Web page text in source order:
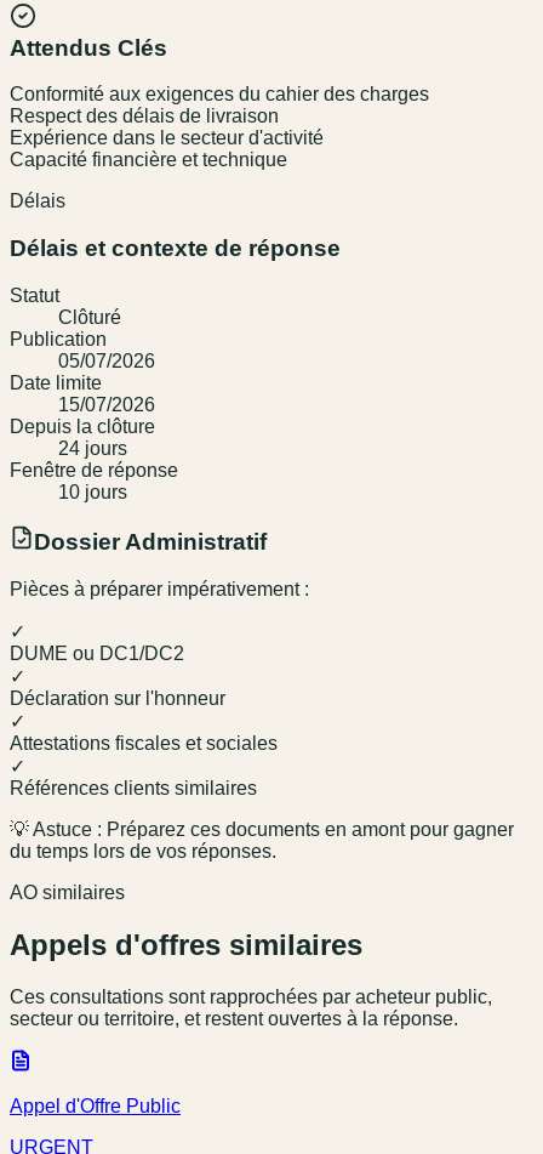
Attendus Clés
Conformité aux exigences du cahier des charges
Respect des délais de livraison
Expérience dans le secteur d'activité
Capacité financière et technique
Délais
Délais et contexte de réponse
Statut
Clôturé
Publication
05/07/2026
Date limite
15/07/2026
Depuis la clôture
24 jours
Fenêtre de réponse
10 jours
Dossier Administratif
Pièces à préparer impérativement :
✓
DUME ou DC1/DC2
✓
Déclaration sur l'honneur
✓
Attestations fiscales et sociales
✓
Références clients similaires
💡 Astuce : Préparez ces documents en amont pour gagner
du temps lors de vos réponses.
AO similaires
Appels d'offres similaires
Ces consultations sont rapprochées par acheteur public,
secteur ou territoire, et restent ouvertes à la réponse.
Appel d'Offre Public
URGENT